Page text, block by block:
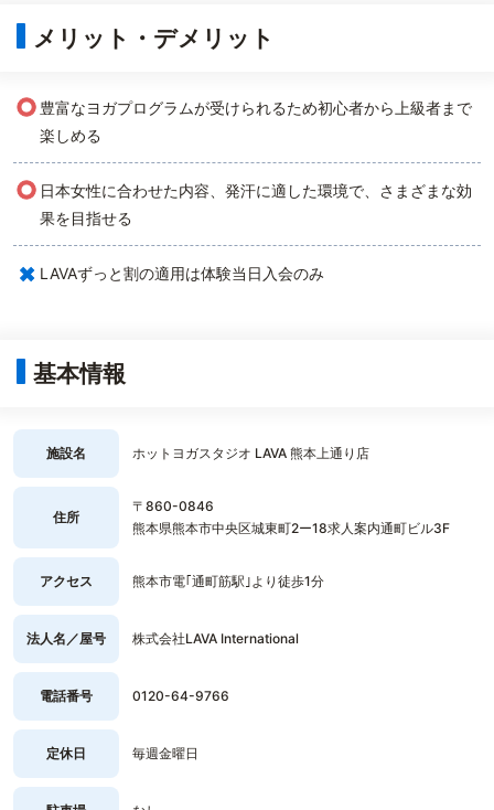
メリット・デメリット
○ 豊富なヨガプログラムが受けられるため初心者から上級者まで
楽しめる
○ 日本女性に合わせた内容、発汗に適した環境で、さまざまな効
果を目指せる
× LAVAずっと割の適用は体験当日入会のみ
基本情報
施設名 ホットヨガスタジオ LAVA 熊本上通り店
住所
〒860-0846
熊本県熊本市中央区城東町2ー18求人案内通町ビル3F
アクセス 熊本市電｢通町筋駅｣より徒歩1分
法人名／屋号 株式会社LAVA International
電話番号 0120-64-9766
定休日 毎週金曜日